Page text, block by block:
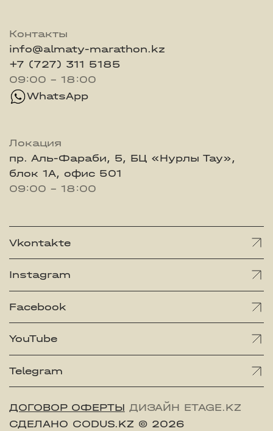
Контакты
info@almaty-marathon.kz
+7 (727) 311 5185
09:00 - 18:00
WhatsApp
Локация
пр. Аль-Фараби, 5, БЦ «Нурлы Тау»,
блок 1А, офис 501
09:00 - 18:00
Vkontakte
Instagram
Facebook
YouTube
Telegram
ДОГОВОР ОФЕРТЫ ДИЗАЙН ETAGE.KZ
СДЕЛАНО CODUS.KZ © 2026